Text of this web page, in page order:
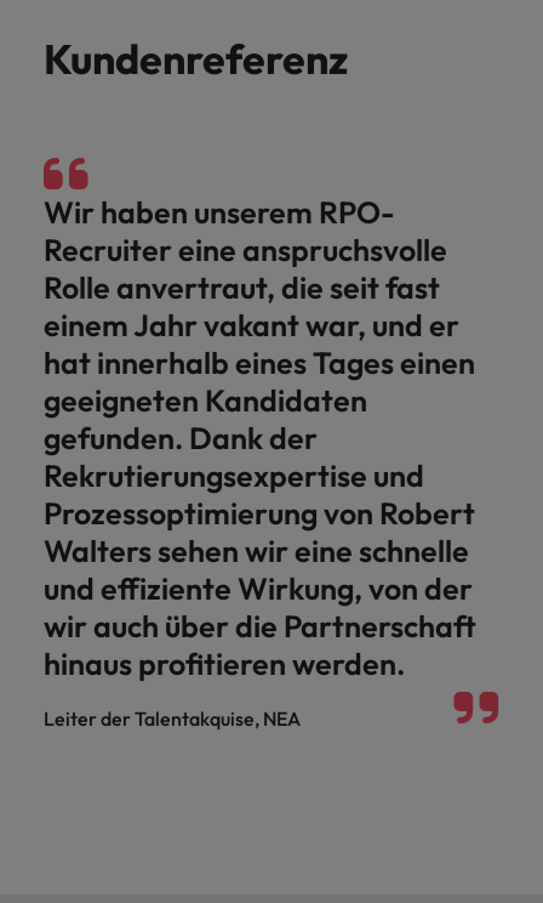
Kundenreferenz
Wir haben unserem RPO-
Recruiter eine anspruchsvolle
Rolle anvertraut, die seit fast
einem Jahr vakant war, und er
hat innerhalb eines Tages einen
geeigneten Kandidaten
gefunden. Dank der
Rekrutierungsexpertise und
Prozessoptimierung von Robert
Walters sehen wir eine schnelle
und effiziente Wirkung, von der
wir auch über die Partnerschaft
hinaus profitieren werden.
Leiter der Talentakquise, NEA